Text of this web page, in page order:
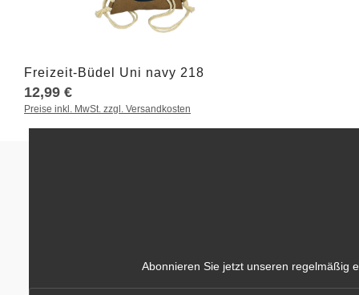
Produkt Anzahl: Gib den
Freizeit-Büdel Uni navy 218
12,99 €
Preise inkl. MwSt. zzgl. Versandkosten
Abonnieren Sie jetzt unseren regelmäßig